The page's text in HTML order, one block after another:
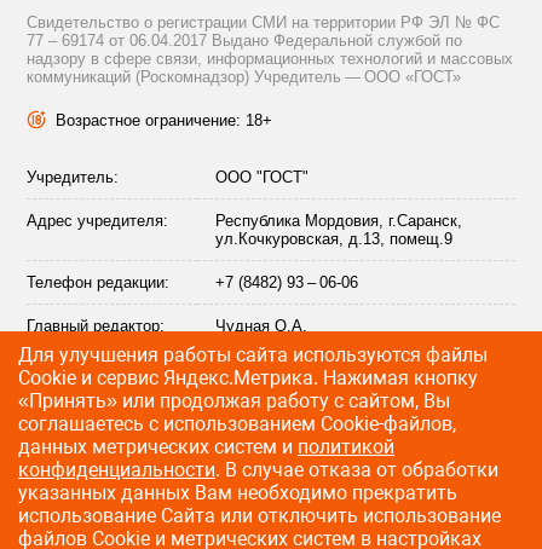
Свидетельство о регистрации СМИ на территории РФ ЭЛ № ФС
77 – 69174 от 06.04.2017 Выдано Федеральной службой по
надзору в сфере связи, информационных технологий и массовых
коммуникаций (Роскомнадзор) Учредитель — ООО «ГОСТ»
Возрастное ограничение: 18+
Учредитель: ООО "ГОСТ"
Адрес учредителя:
Республика Мордовия, г.Саранск,
ул.Кочкуровская, д.13, помещ.9
Телефон редакции: +7 (8482) 93 – 06-06
Главный редактор: Чудная О.А.
Адрес электронной
почты редакции:
info@citytraffic.ru
©2009—2026 CityTraffic — все права защищены
Разработка сайта:Лайт Информ
Для улучшения работы сайта используются файлы
Сookie и сервис Яндекс.Метрика. Нажимая кнопку
«Принять» или продолжая работу с сайтом, Вы
соглашаетесь с использованием Cookie-файлов,
данных метрических систем и политикой
конфиденциальности. В случае отказа от обработки
указанных данных Вам необходимо прекратить
использование Сайта или отключить использование
файлов Cookie и метрических систем в настройках